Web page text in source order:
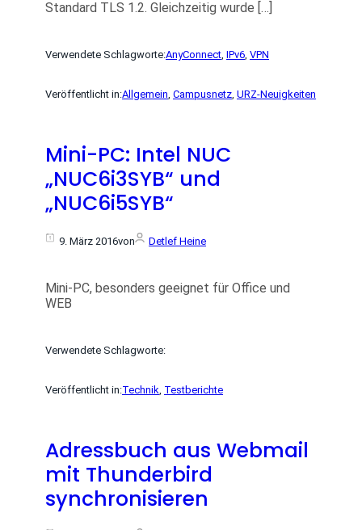
Standard TLS 1.2. Gleichzeitig wurde […]
Verwendete Schlagworte:AnyConnect, IPv6, VPN
Veröffentlicht in:Allgemein, Campusnetz, URZ-Neuigkeiten
Mini-PC: Intel NUC
„NUC6i3SYB“ und
„NUC6i5SYB“
9. März 2016von Detlef Heine
Mini-PC, besonders geeignet für Office und
WEB
Verwendete Schlagworte:
Veröffentlicht in:Technik, Testberichte
Adressbuch aus Webmail
mit Thunderbird
synchronisieren